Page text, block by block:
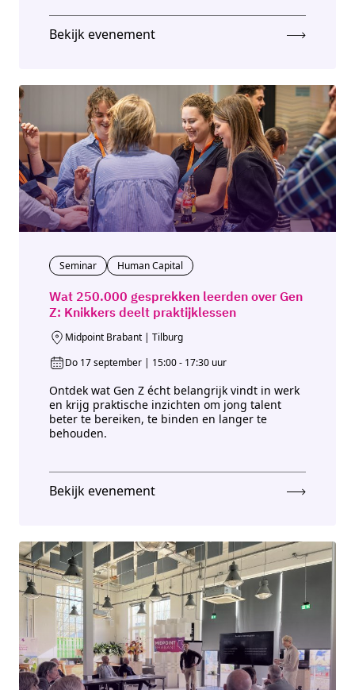
Bekijk evenement
Wat 250.000 gesprekken leerden over Gen
Z: Knikkers deelt praktijklessen
Seminar Human Capital
Midpoint Brabant | Tilburg
Do 17 september | 15:00 - 17:30 uur
Ontdek wat Gen Z écht belangrijk vindt in werk
en krijg praktische inzichten om jong talent
beter te bereiken, te binden en langer te
behouden.
Bekijk evenement